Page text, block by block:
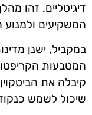
דיגיטליים. זהו
המשקיעים ולמנוע
במקביל, ישנן
המטבעות
קיבלה את
שיכול לשמש